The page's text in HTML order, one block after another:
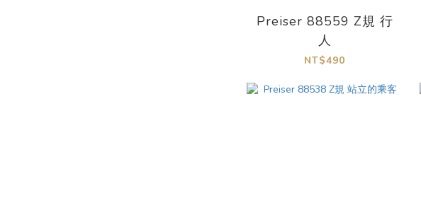
Preiser 88559 Z規 行
人
NT$490